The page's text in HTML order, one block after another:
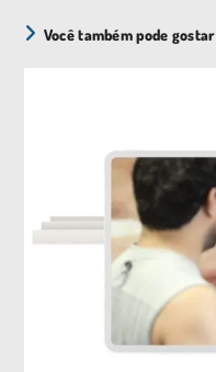
Você também pode gostar